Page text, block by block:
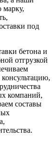
марку,
под
бетона и
отгрузкой
компаний,
составы